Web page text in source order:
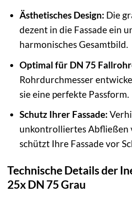
Ästhetisches Design: Die
dezent in die Fassade ein
harmonisches Gesamtbild.
Optimal für DN 75
Rohrdurchmesser
sie eine perfekte Passform.
Schutz Ihrer Fassade:
unkontrolliertes Abfließen
schützt Ihre Fassade vor
Technische Details der
25x DN 75 Grau